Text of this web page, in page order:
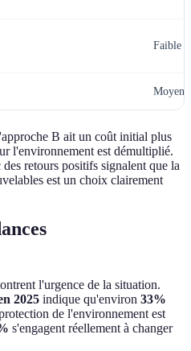
Faible
B ait un coût initial plus
l'environnement est démultiplié.
retours positifs signalent que la
est un choix clairement
l'urgence de la situation.
2025 indique qu'environ 33%
de l'environnement est
s'engagent réellement à changer